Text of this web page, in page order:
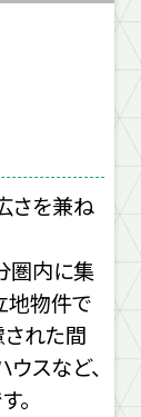
さを兼ね
圏内に集
地物件で
された間
スなど、
。